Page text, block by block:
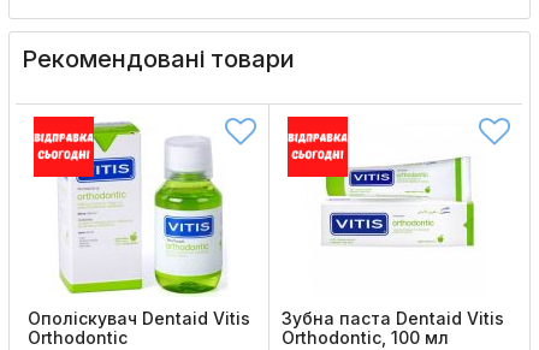
Рекомендовані товари
Ополіскувач Dentaid Vitis
Orthodontic
Зубна паста Dentaid Vitis
Orthodontic, 100 мл